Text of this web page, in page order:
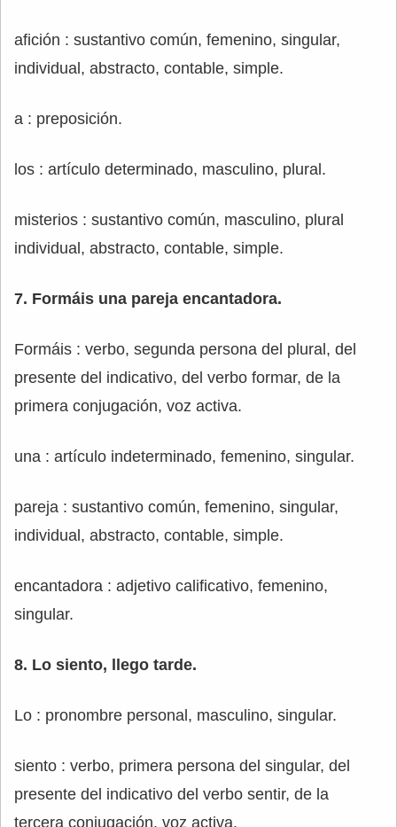
afición : sustantivo común, femenino, singular,
individual, abstracto, contable, simple.
a : preposición.
los : artículo determinado, masculino, plural.
misterios : sustantivo común, masculino, plural
individual, abstracto, contable, simple.
7. Formáis una pareja encantadora.
Formáis : verbo, segunda persona del plural, del
presente del indicativo, del verbo formar, de la
primera conjugación, voz activa.
una : artículo indeterminado, femenino, singular.
pareja : sustantivo común, femenino, singular,
individual, abstracto, contable, simple.
encantadora : adjetivo calificativo, femenino,
singular.
8. Lo siento, llego tarde.
Lo : pronombre personal, masculino, singular.
siento : verbo, primera persona del singular, del
presente del indicativo del verbo sentir, de la
tercera conjugación, voz activa.